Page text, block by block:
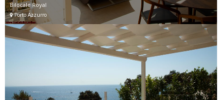
Bilocale Royal
Porto Azzurro